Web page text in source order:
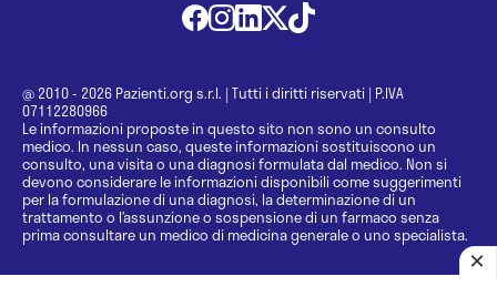
@ 2010 - 2026 Pazienti.org s.r.l. | Tutti i diritti riservati | P.IVA
07112280966
Le informazioni proposte in questo sito non sono un consulto
medico. In nessun caso, queste informazioni sostituiscono un
consulto, una visita o una diagnosi formulata dal medico. Non si
devono considerare le informazioni disponibili come suggerimenti
per la formulazione di una diagnosi, la determinazione di un
trattamento o l’assunzione o sospensione di un farmaco senza
prima consultare un medico di medicina generale o uno specialista.